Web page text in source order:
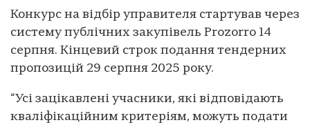
Конкурс на відбір управителя стартував через
систему публічних закупівель Prozorro 14
серпня. Кінцевий строк подання тендерних
пропозицій 29 серпня 2025 року.
“Усі зацікавлені учасники, які відповідають
кваліфікаційним критеріям, можуть подати